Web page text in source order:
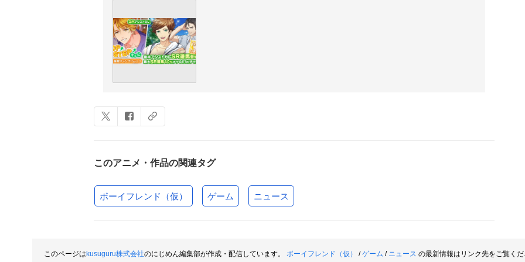
このアニメ・作品の関連タグ
ボーイフレンド（仮） ゲーム ニュース
このページはkusuguru株式会社のにじめん編集部が作成・配信しています。 ボーイフレンド（仮） /ゲーム / ニュース の最新情報はリンク先をご覧く